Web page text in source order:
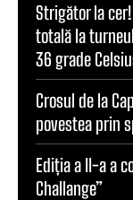
Strigător la
totală la
36 grade
Crosul de la
povestea prin
Ediția a II-a a
Challange”